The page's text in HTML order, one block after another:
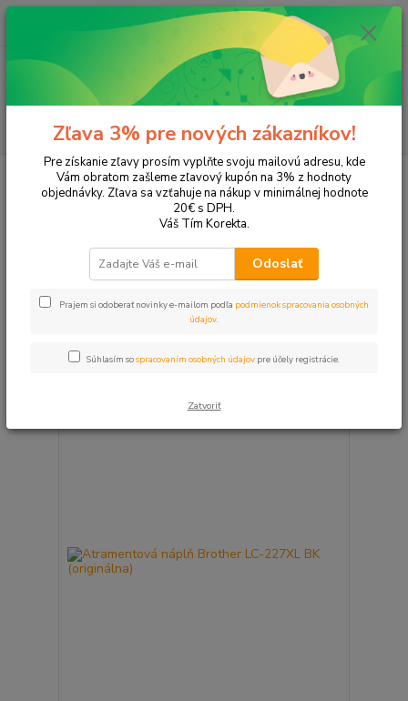
Hľadať
ks
za 0,00 EUR
Tonery a náplne do tlačiarní Brother MFC-J4420DW
MFC-J4420DW
Upresniť parametre
Najdrahšie
Zobrazujem 1-9 z 9
Zľava 3% pre nových zákazníkov!
Pre získanie zľavy prosím vyplňte svoju mailovú adresu, kde
Vám obratom zašleme zľavový kupón na 3% z hodnoty
objednávky. Zľava sa vzťahuje na nákup v minimálnej hodnote
20€ s DPH.
Váš Tím Korekta.
Odoslať
Prajem si odoberať novinky e-mailom podľa podmienok spracovania osobných
údajov.
Súhlasím sospracovaním osobných údajov pre účely registrácie.
Zatvoriť